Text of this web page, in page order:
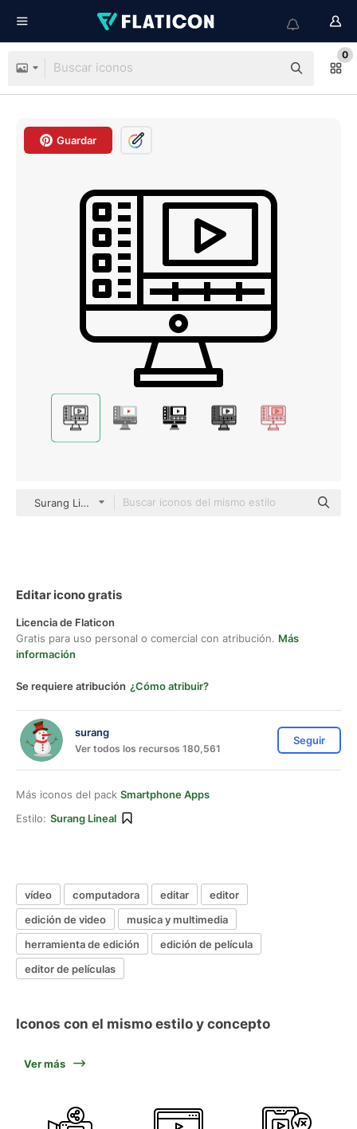
0
Guardar
Surang Lineal
Editar icono gratis
Licencia de Flaticon
Gratis para uso personal o comercial con atribución. Más
información
Se requiere atribución ¿Cómo atribuir?
surang
Ver todos los recursos 180,561
Seguir
Más iconos del pack Smartphone Apps
Estilo: Surang Lineal
vídeo computadora editar
editor
edición de video
musica y multimedia
herramienta de edición
edición de película
editor de películas
Iconos con el mismo estilo y concepto
Ver más